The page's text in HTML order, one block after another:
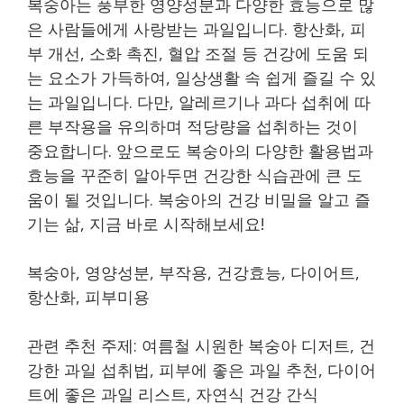
복숭아는 풍부한 영양성분과 다양한 효능으로 많
은 사람들에게 사랑받는 과일입니다. 항산화, 피
부 개선, 소화 촉진, 혈압 조절 등 건강에 도움 되
는 요소가 가득하여, 일상생활 속 쉽게 즐길 수 있
는 과일입니다. 다만, 알레르기나 과다 섭취에 따
른 부작용을 유의하며 적당량을 섭취하는 것이
중요합니다. 앞으로도 복숭아의 다양한 활용법과
효능을 꾸준히 알아두면 건강한 식습관에 큰 도
움이 될 것입니다. 복숭아의 건강 비밀을 알고 즐
기는 삶, 지금 바로 시작해보세요!
복숭아, 영양성분, 부작용, 건강효능, 다이어트,
항산화, 피부미용
관련 추천 주제: 여름철 시원한 복숭아 디저트, 건
강한 과일 섭취법, 피부에 좋은 과일 추천, 다이어
트에 좋은 과일 리스트, 자연식 건강 간식